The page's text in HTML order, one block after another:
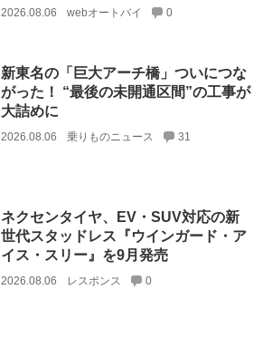
2026.08.06 webオートバイ 0
新東名の「巨大アーチ橋」ついにつな
がった！ “最後の未開通区間”の工事が
大詰めに
2026.08.06 乗りものニュース 31
ネクセンタイヤ、EV・SUV対応の新
世代スタッドレス『ウインガード・ア
イス・スリー』を9月発売
2026.08.06 レスポンス 0